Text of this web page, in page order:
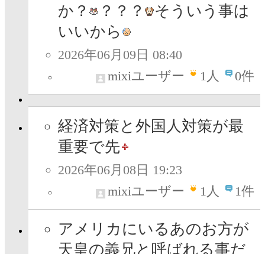
か？
？？？
そういう事は
いいから
2026年06月09日 08:40
mixiユーザー
1人 0件
経済対策と外国人対策が最
重要で先
2026年06月08日 19:23
mixiユーザー
1人 1件
アメリカにいるあのお方が
天皇の義兄と呼ばれる事だ